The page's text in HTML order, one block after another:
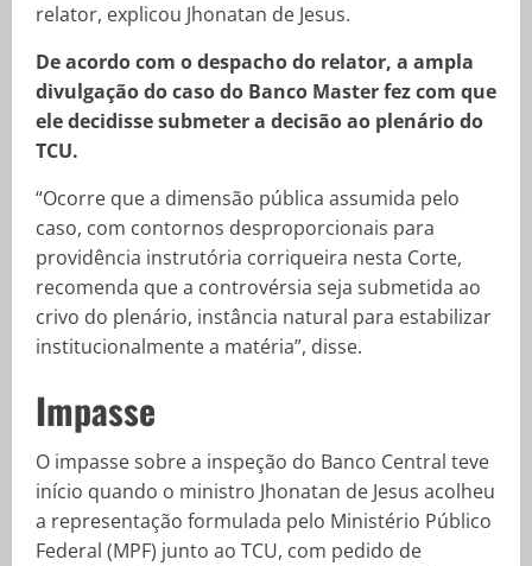
relator, explicou Jhonatan de Jesus.
De acordo com o despacho do relator, a ampla
divulgação do caso do Banco Master fez com que
ele decidisse submeter a decisão ao plenário do
TCU.
“Ocorre que a dimensão pública assumida pelo
caso, com contornos desproporcionais para
providência instrutória corriqueira nesta Corte,
recomenda que a controvérsia seja submetida ao
crivo do plenário, instância natural para estabilizar
institucionalmente a matéria”, disse.
Impasse
O impasse sobre a inspeção do Banco Central teve
início quando o ministro Jhonatan de Jesus acolheu
a representação formulada pelo Ministério Público
Federal (MPF) junto ao TCU, com pedido de